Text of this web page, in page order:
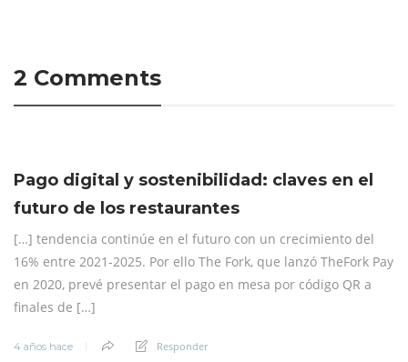
2 Comments
Pago digital y sostenibilidad: claves en el
futuro de los restaurantes
[…] tendencia continúe en el futuro con un crecimiento del
16% entre 2021-2025. Por ello The Fork, que lanzó TheFork Pay
en 2020, prevé presentar el pago en mesa por código QR a
finales de […]
4 años hace Responder